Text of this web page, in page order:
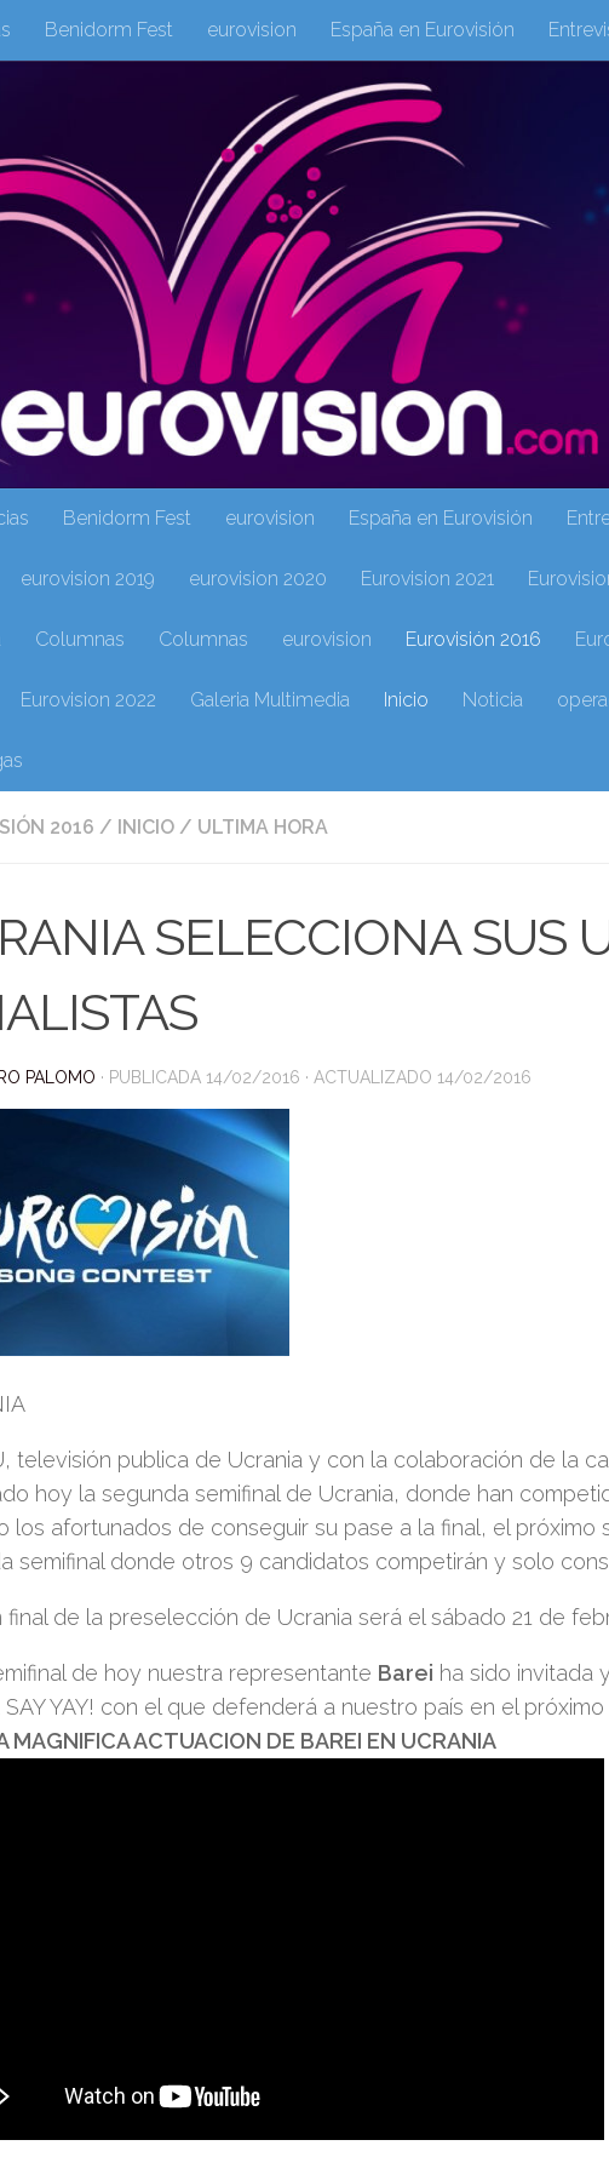
Benidorm Fest eurovision España en Eurovisión
eurovision 2020 Eurovision 2021
Columnas Columnas eurovision Eurovisión 2016
Galeria Multimedia Inicio Noticia operacion triunfo
Benidorm Fest eurovision España en Eurovisión
eurovision 2019 eurovision 2020 Eurovision 2021
Columnas Columnas eurovision Eurovisión 2016
Eurovision 2022 Galeria Multimedia Inicio Noticia
2016 / INICIO / ULTIMA HORA
SELECCIONA SUS
PALOMO · PUBLICADA 14/02/2016 · ACTUALIZADO 14/02/2016
televisión publica de Ucrania y con la colaboración de la
hoy la segunda semifinal de Ucrania, donde han
los afortunados de conseguir su pase a la final, el próximo
semifinal donde otros 9 candidatos competirán y solo
final de la preselección de Ucrania será el sábado 21 de
de hoy nuestra representante Barei ha sido invitada
YAY! con el que defenderá a nuestro país en el
MAGNIFICA ACTUACION DE BAREI EN UCRANIA